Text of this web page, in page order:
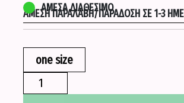
ΆΜΕΣΗ ΠΑΡΑΛΑΒΉ/ΠΑΡΆΔΟΣΗ ΣΕ 1-3
ΆΜΕΣΑ ΔΙΑΘΈΣΙΜΟ
one size
Μπλούζα
Crop